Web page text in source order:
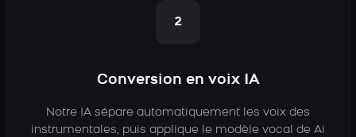
2
Conversion en voix IA
Notre IA sépare automatiquement les voix des
instrumentales, puis applique le modèle vocal de Ai